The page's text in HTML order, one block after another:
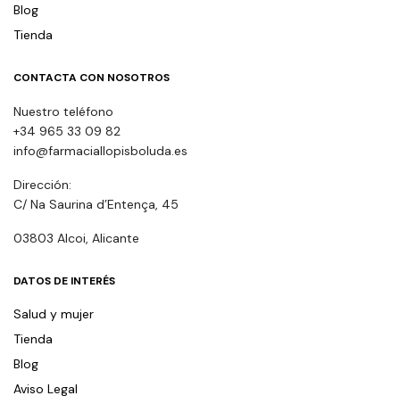
Blog
Tienda
CONTACTA CON NOSOTROS
Nuestro teléfono
+34 965 33 09 82
info@farmaciallopisboluda.es
Dirección:
C/ Na Saurina d’Entença, 45
03803 Alcoi, Alicante
DATOS DE INTERÉS
Salud y mujer
Tienda
Blog
Aviso Legal